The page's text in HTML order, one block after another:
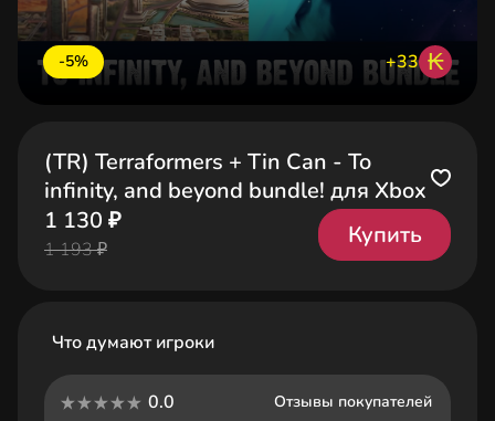
-5% +33 ₭
(TR) Terraformers + Tin Can - To
infinity, and beyond bundle! для Xbox
1 130 ₽
1 193 ₽
Купить
Что думают игроки
0.0
Отзывы покупателей